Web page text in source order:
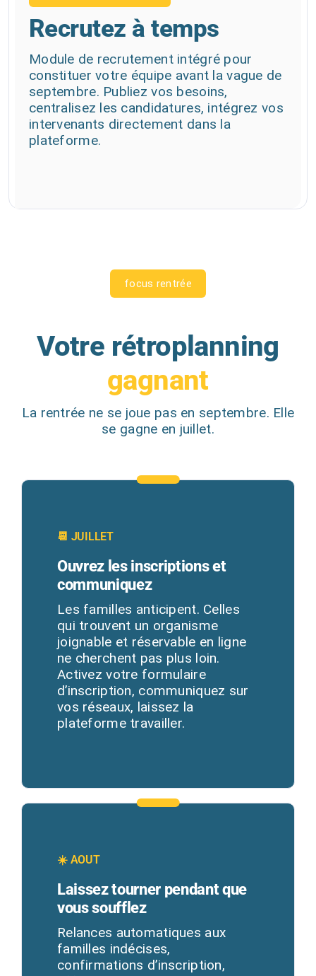
Recrutez à temps
Module de recrutement intégré pour
constituer votre équipe avant la vague de
septembre. Publiez vos besoins,
centralisez les candidatures, intégrez vos
intervenants directement dans la
plateforme.
focus rentrée
Votre rétroplanning
gagnant
La rentrée ne se joue pas en septembre. Elle
se gagne en juillet.
📆 JUILLET
Ouvrez les inscriptions et
communiquez
Les familles anticipent. Celles
qui trouvent un organisme
joignable et réservable en ligne
ne cherchent pas plus loin.
Activez votre formulaire
d’inscription, communiquez sur
vos réseaux, laissez la
plateforme travailler.
☀️ AOUT
Laissez tourner pendant que
vous soufflez
Relances automatiques aux
familles indécises,
confirmations d’inscription,